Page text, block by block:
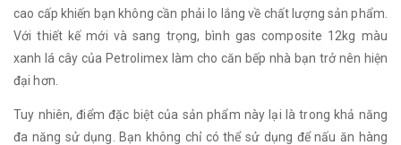
cao cấp khiến bạn không cần phải lo lắng về chất lượng sản phẩm.
Với thiết kế mới và sang trọng, bình gas composite 12kg màu
xanh lá cây của Petrolimex làm cho căn bếp nhà bạn trở nên hiện
đại hơn.
Tuy nhiên, điểm đặc biệt của sản phẩm này lại là trong khả năng
đa năng sử dụng. Bạn không chỉ có thể sử dụng để nấu ăn hàng